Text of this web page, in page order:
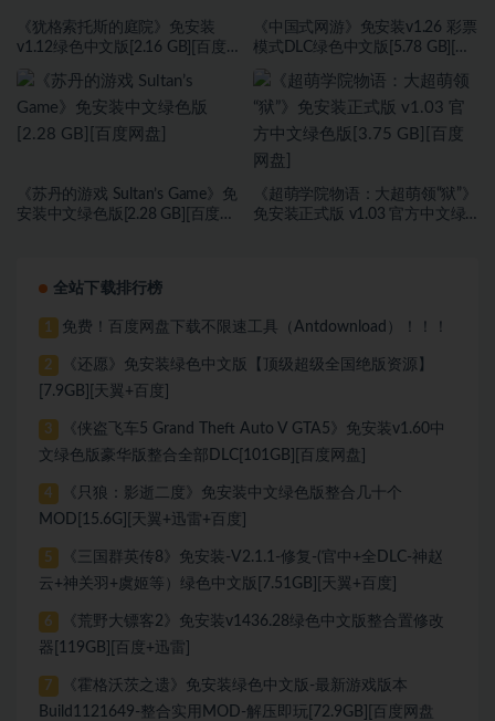
《犹格索托斯的庭院》免安装
v1.12绿色中文版[2.16 GB][百度网
《中国式网游》免安装v1.26 彩票
模式DLC绿色中文版[5.78 GB][百
《苏丹的游戏 Sultan’s Game》免
安装中文绿色版[2.28 GB][百度网
《超萌学院物语：大超萌领“狱”》
免安装正式版 v1.03 官方中文绿
全站下载排行榜
1 免费！百度网盘下载不限速工具（Antdownload）！！！
2
《还愿》免安装绿色中文版【顶级超级全国绝版资源】
[7.9GB][天翼+百度]
3
《侠盗飞车5 Grand Theft Auto V GTA5》免安装v1.60中
文绿色版豪华版整合全部DLC[101GB][百度网盘]
4
《只狼：影逝二度》免安装中文绿色版整合几十个
MOD[15.6G][天翼+迅雷+百度]
5
《三国群英传8》免安装-V2.1.1-修复-(官中+全DLC-神赵
云+神关羽+虞姬等）绿色中文版[7.51GB][天翼+百度]
6
《荒野大镖客2》免安装v1436.28绿色中文版整合置修改
器[119GB][百度+迅雷]
7
《霍格沃茨之遗》免安装绿色中文版-最新游戏版本
Build1121649-整合实用MOD-解压即玩[72.9GB][百度网盘